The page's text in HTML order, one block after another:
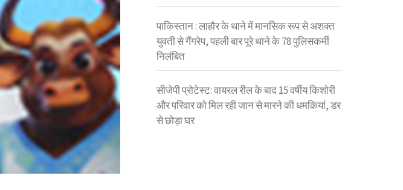
पाकिस्तान : लाहौर के थाने में मानसिक रूप से अशक्त
युवती से गैंगरेप, पहली बार पूरे थाने के 78 पुलिसकर्मी
निलंबित
सीजेपी प्रोटेस्ट: वायरल रील के बाद 15 वर्षीय किशोरी
और परिवार को मिल रही जान से मारने की धमकियां, डर
से छोड़ा घर